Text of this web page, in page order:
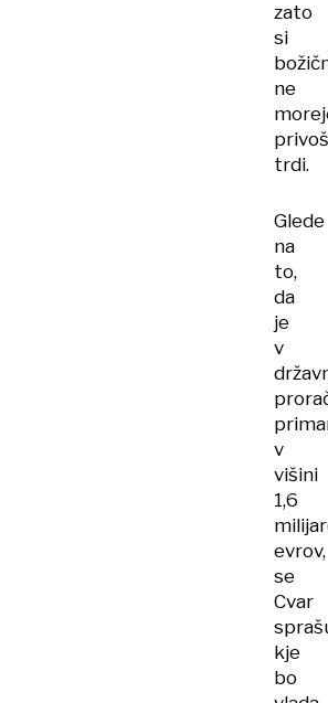
zato
si
ne
trdi.
Glede
na
to,
da
je
v
v
višini
1,6
evrov,
se
Cvar
kje
bo